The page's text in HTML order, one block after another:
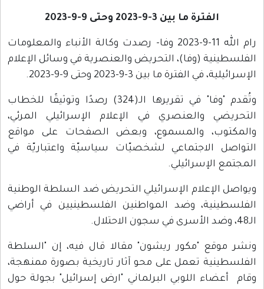
الفترة ما بين 3-9-2023 وحتى 9-9-2023
رام الله 11-9-2023 وفا- رصدت وكالة الأنباء والمعلومات
الفلسطينية (وفا)، التحريض والعنصرية في وسائل الإعلام
الإسرائيلية، في الفترة ما بين 3-9-2023 وحتى 9-9-2023.
وتُقدم "وفا" في تقريرها الـ(324) رصدًا وتوثيقًا للخطاب
التحريضي والعنصري في الإعلام الإسرائيلي المرئي،
والمكتوب، والمسموع، وبعض الصفحات على مواقع
التواصل الاجتماعي لشخصيّات سياسيّة واعتباريّة في
المجتمع الإسرائيلي.
ويواصل الإعلام الإسرائيلي التحريض ضد السلطة الوطنية
الفلسطينية، وضد المواطنين الفلسطينيين في أراضي
الـ48، وضد الأسرى في سجون الاحتلال.
ونشر موقع "مكور ريشون" مقالا قال فيه، إن "السلطة
الفلسطينية تعمل على محو آثار تاريخية بصورة ممنهجة،
وقام أعضاء اللوبي البرلماني "ارض إسرائيل" بجولة حول